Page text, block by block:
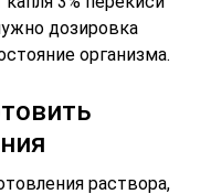
дозировка
организма.
раствора,